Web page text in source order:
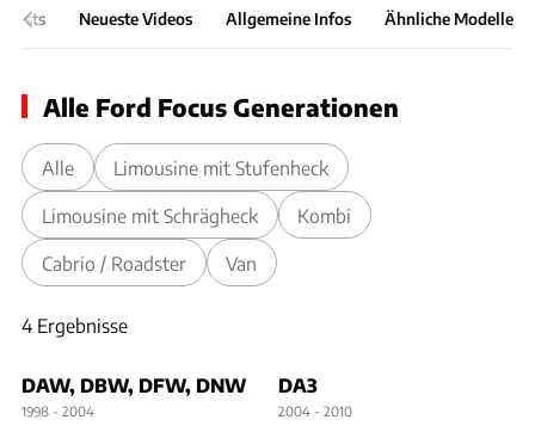
Tests Neueste Videos Allgemeine Infos Ähnliche Modelle
Alle Ford Focus Generationen
Alle Limousine mit Stufenheck
Limousine mit Schrägheck Kombi
Cabrio / Roadster Van
4 Ergebnisse
DAW, DBW, DFW, DNW
1998 - 2004
DA3
2004 - 2010